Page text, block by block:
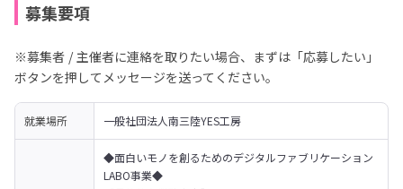
募集要項
※募集者 / 主催者に連絡を取りたい場合、まずは「応募したい」
ボタンを押してメッセージを送ってください。
就業場所 一般社団法人南三陸YES工房
◆面白いモノを創るためのデジタルファブリケーション
LABO事業◆